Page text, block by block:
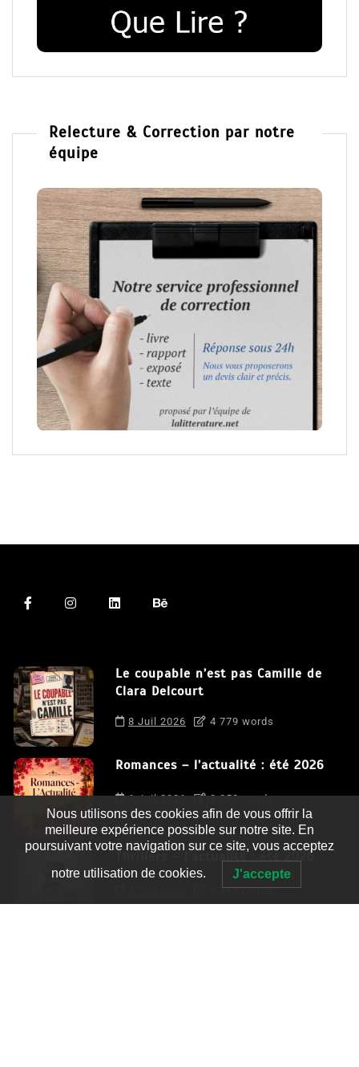
Relecture & Correction par notre
équipe
Le coupable n’est pas Camille de
Clara Delcourt
8 Juil 2026 4 779 words
Romances – l’actualité : été 2026
6 Juil 2026 3 052 words
Thrillers – l’actualité : été 2026
2 995 words
Nous utilisons des cookies afin de vous offrir la
meilleure expérience possible sur notre site. En
poursuivant votre navigation sur ce site, vous acceptez
notre utilisation de cookies. J'accepte